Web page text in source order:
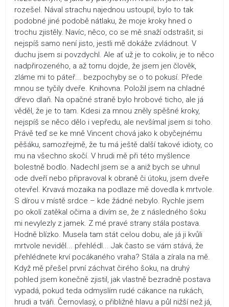
rozešel. Nával strachu najednou ustoupil, bylo to tak
podobné jiné podobě nátlaku, že moje kroky hned o
trochu zjistěly. Navíc, něco, co se mě snaží odstrašit, si
nejspíš samo není jisto, jestli mě dokáže zvládnout. V
duchu jsem si povzdychl. Ale ať už je to cokoliv, je to něco
nadpřirozeného, a až tomu dojde, že jsem jen člověk,
zláme mi to páteř... bezpochyby se o to pokusí. Přede
mnou se tyčily dveře. Knihovna. Položil jsem na chladné
dřevo dlaň. Na opačné straně bylo hrobové ticho, ale já
věděl, že je to tam. Kdesi za mnou zněly spěšné kroky,
nejspíš se něco dělo i vepředu, ale nevšímal jsem si toho.
Právě teď se ke mně Vincent chová jako k obyčejnému
pěšáku, samozřejmě, že tu má ještě další takové idioty, co
mu na všechno skočí. V hrudi mě při této myšlence
bolestně bodlo. Nadechl jsem se a aniž bych se uhnul
ode dveří nebo připravoval k obraně či útoku, jsem dveře
otevřel. Krvavá mozaika na podlaze mě dovedla k mrtvole.
S dírou v místě srdce – kde žádné nebylo. Rychle jsem
po okolí zatěkal očima a divím se, že z následného šoku
mi nevylezly z jamek. Z mé pravé strany stála postava.
Hodně blízko. Musela tam stát celou dobu, ale já ji kvůli
mrtvole neviděl... přehlédl... Jak často se vám stává, že
přehlédnete krví pocákaného vraha? Stála a zírala na mě.
Když mě přešel první záchvat čirého šoku, na druhý
pohled jsem konečně zjistil, jak vlastně bezradně postava
vypadá, pokud teda odmyslím rudé cákance na rukách,
hrudi a tváři. Černovlasý, o přibližně hlavu a půl nižší než já,